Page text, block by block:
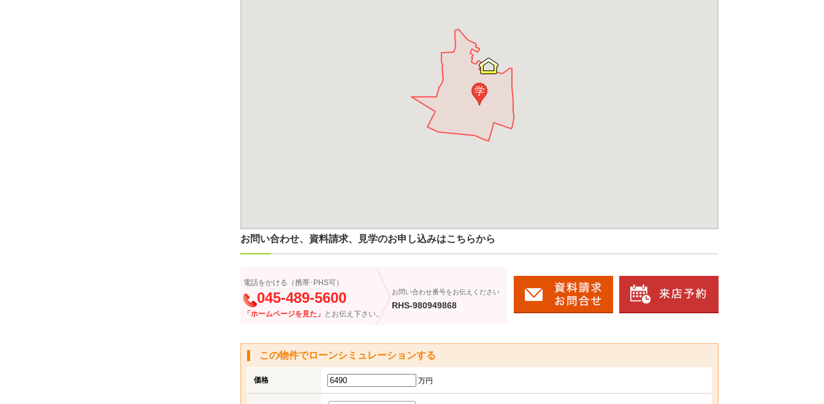
学
お問い合わせ、資料請求、見学のお申し込みはこちらから
電話をかける（携帯･PHS可）
045-489-5600
「ホームページを見た」 とお伝え下さい。
お問い合わせ番号をお伝えください
RHS-980949868
この物件でローンシミュレーションする
価格 万円